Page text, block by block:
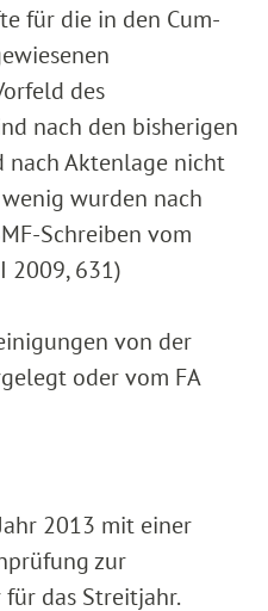
für die in den Cum-
des
nach den bisherigen
nach Aktenlage nicht
wurden nach
Schreiben vom
2009, 631)
von der
oder vom FA
2013 mit einer
zur
das Streitjahr.